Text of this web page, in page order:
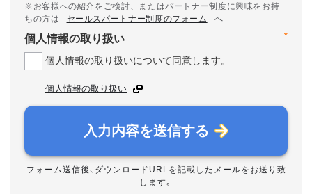
※お客様への紹介をご検討、またはパートナー制度に興味をお持
ちの方は
セールスパートナー制度のフォーム
へ
*
個人情報の取り扱い
個人情報の取り扱いについて同意します。
個人情報の取り扱い
入力内容を送信する
フォーム送信後、ダウンロードURLを記載したメールをお送り致
します。